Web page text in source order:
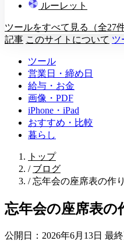
ルーレット
ツールをすべて見る（全27件
記事 このサイトについて ツ
ツール
営業日・締め日
給与・お金
画像・PDF
iPhone・iPad
おすすめ・比較
暮らし
トップ
/ ブログ
/ 忘年会の座席表の作
忘年会の座席表の
公開日：2026年6月13日 最